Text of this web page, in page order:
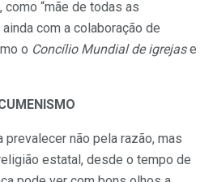
“mãe de todas as
com a colaboração de
o Concílio Mundial de igrejase
prevalecer não pela razão, mas
estatal, desde o tempo de